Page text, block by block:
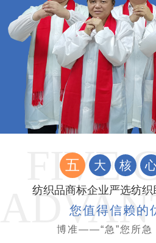
五 大 核
纺织品商标企业严选纺
您值得信赖的
博准——“急”您所急